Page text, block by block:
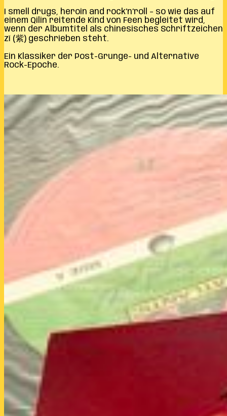
I smell drugs, heroin and rock’n’roll – so wie das auf
einem Qilin reitende Kind von Feen begleitet wird,
wenn der Albumtitel als chinesisches Schriftzeichen
zǐ (紫) geschrieben steht.
Ein Klassiker der Post-Grunge- und Alternative
Rock-Epoche.